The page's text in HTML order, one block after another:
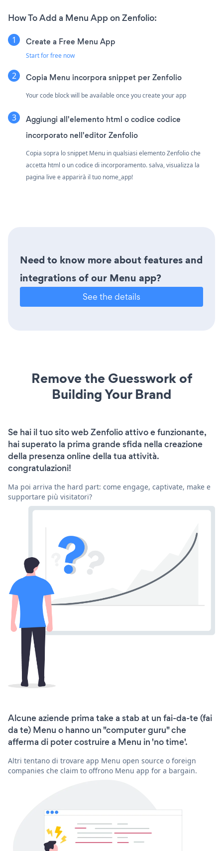
How To Add a Menu App on Zenfolio:
Create a Free Menu App
Start for free now
Copia Menu incorpora snippet per Zenfolio
Your code block will be available once you create your app
Aggiungi all'elemento html o codice codice
incorporato nell'editor Zenfolio
Copia sopra lo snippet Menu in qualsiasi elemento Zenfolio che
accetta html o un codice di incorporamento. salva, visualizza la
pagina live e apparirà il tuo nome_app!
Need to know more about features and
integrations of our Menu app?
See the details
Remove the Guesswork of
Building Your Brand
Se hai il tuo sito web Zenfolio attivo e funzionante,
hai superato la prima grande sfida nella creazione
della presenza online della tua attività.
congratulazioni!
Ma poi arriva the hard part: come engage, captivate, make e
supportare più visitatori?
Alcune aziende prima take a stab at un fai-da-te (fai
da te) Menu o hanno un "computer guru" che
afferma di poter costruire a Menu in 'no time'.
Altri tentano di trovare app Menu open source o foreign
companies che claim to offrono Menu app for a bargain.